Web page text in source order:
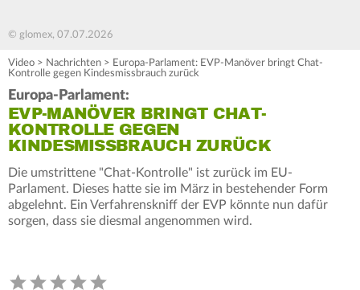
© glomex, 07.07.2026
Video > Nachrichten > Europa-Parlament: EVP-Manöver bringt Chat-
Kontrolle gegen Kindesmissbrauch zurück
Europa-Parlament:
EVP-MANÖVER BRINGT CHAT-
KONTROLLE GEGEN
KINDESMISSBRAUCH ZURÜCK
Die umstrittene "Chat-Kontrolle" ist zurück im EU-
Parlament. Dieses hatte sie im März in bestehender Form
abgelehnt. Ein Verfahrenskniff der EVP könnte nun dafür
sorgen, dass sie diesmal angenommen wird.